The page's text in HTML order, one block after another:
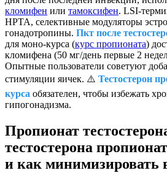
кломифен или тамоксифен. LSI-
HPTA, селективные модуляторы
гонадотропины. Пкт после
для моно-курса (курс пропионата)
кломифена (50 мг/день первые 2
Опытные пользователи советуют
стимуляции яичек. ⚠️ Тестостерон
курса обязателен, чтобы избежать
гипогонадизма.
Пропионат
тестостерона
и как минимизировать